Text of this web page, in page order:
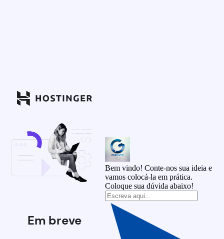
Em breve
Bem vindo! Conte-nos sua ideia e
vamos colocá-la em prática.
Coloque sua dúvida abaixo!